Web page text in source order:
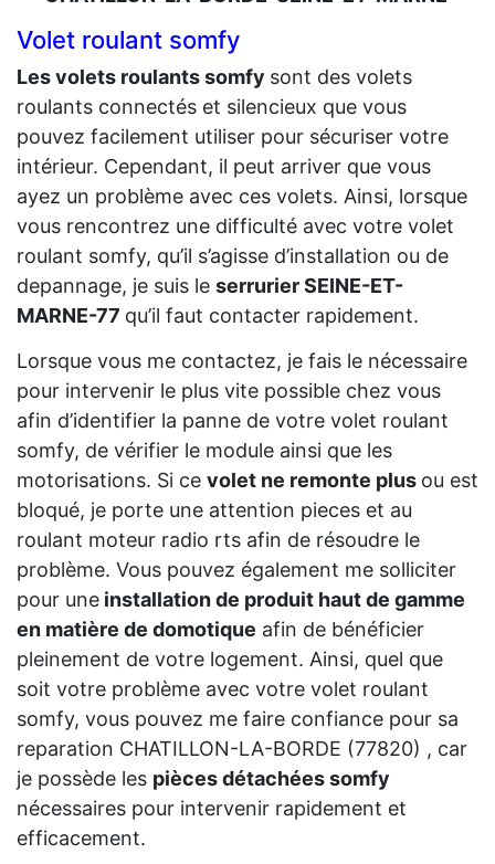
Volet roulant somfy
Les volets roulants somfy sont des volets
roulants connectés et silencieux que vous
pouvez facilement utiliser pour sécuriser votre
intérieur. Cependant, il peut arriver que vous
ayez un problème avec ces volets. Ainsi, lorsque
vous rencontrez une difficulté avec votre volet
roulant somfy, qu’il s’agisse d’installation ou de
depannage, je suis le serrurier SEINE-ET-
MARNE-77 qu’il faut contacter rapidement.
Lorsque vous me contactez, je fais le nécessaire
pour intervenir le plus vite possible chez vous
afin d’identifier la panne de votre volet roulant
somfy, de vérifier le module ainsi que les
motorisations. Si ce volet ne remonte plus ou est
bloqué, je porte une attention pieces et au
roulant moteur radio rts afin de résoudre le
problème. Vous pouvez également me solliciter
pour une installation de produit haut de gamme
en matière de domotique afin de bénéficier
pleinement de votre logement. Ainsi, quel que
soit votre problème avec votre volet roulant
somfy, vous pouvez me faire confiance pour sa
reparation CHATILLON-LA-BORDE (77820) , car
je possède les pièces détachées somfy
nécessaires pour intervenir rapidement et
efficacement.